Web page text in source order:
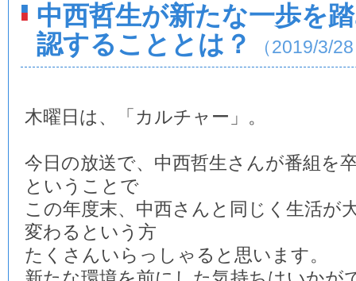
中西哲生が新たな一歩を
認することとは？
（2019/3/
木曜日は、「カルチャー」。
今日の放送で、中西哲生さんが番組を
ということで
この年度末、中西さんと同じく生活が
変わるという方
たくさんいらっしゃると思います。